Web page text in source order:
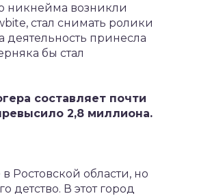
никнейма возникли
стал снимать ролики
деятельность принесла
бы стал
составляет почти
2,8 миллиона.
Ростовской области, но
детство. В этот город